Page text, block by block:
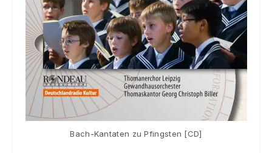
Bach-Kantaten zu Pfingsten [CD]